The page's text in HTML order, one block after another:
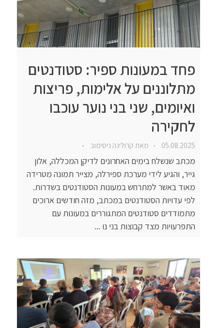
פחד במעונות ספיר: סטודנטים
מתלוננים על אלימות, פריצות
ואיומים, שני בני נוער עוכבו
לחקירה
05.08.2025 מאתקרולינה ניסימוב
מכתב שנשלח בימים האחרונים לדיקן המכללה, אלון
גייר, והגיע לידי מערכת ספירלה, מצייר תמונה מטרידה
מאוד באשר למתרחש במעונות הסטודנטים בשדרות.
לפי עדויות הסטודנטים במכתב, מזה חודשים ארוכים
מתמודדים סטודנטים המתגוררים במעונות עם
התפרעויות מצד קבוצות בני נו ...